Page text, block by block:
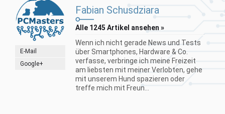
E-Mail
Google+
Fabian Schusdziara
Alle 1245 Artikel ansehen »
Wenn ich nicht gerade News und Tests
über Smartphones, Hardware & Co.
verfasse, verbringe ich meine Freizeit
am liebsten mit meiner Verlobten, gehe
mit unserem Hund spazieren oder
treffe mich mit Freun...